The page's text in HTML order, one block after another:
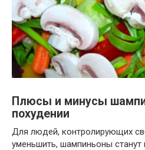
Плюсы и минусы
похудении
Для людей, контролирующих
уменьшить, шампиньоны